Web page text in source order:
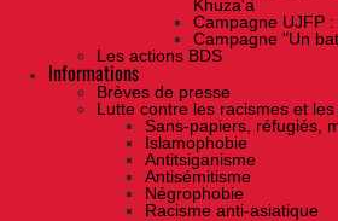
Khuza'a
Campagne UJFP
Campagne "Un
Les actions BDS
Informations
Brèves de presse
Lutte contre les racismes et
Sans-papiers, réfugiés,
Islamophobie
Antitsiganisme
Antisémitisme
Négrophobie
Racisme anti-asiatique